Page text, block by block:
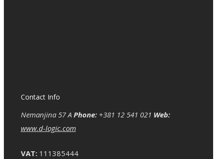
Contact Info
Nemanjina 57 A Phone:+381 12 541 021 Web:
www.d-logic.com
VAT:111385444